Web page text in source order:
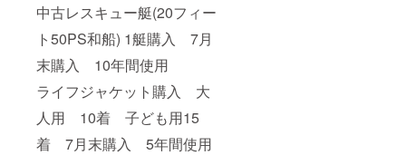
中古レスキュー艇(20フィー
ト50PS和船) 1艇購入 7月
末購入 10年間使用
ライフジャケット購入 大
人用 10着 子ども用15
着 7月末購入 5年間使用